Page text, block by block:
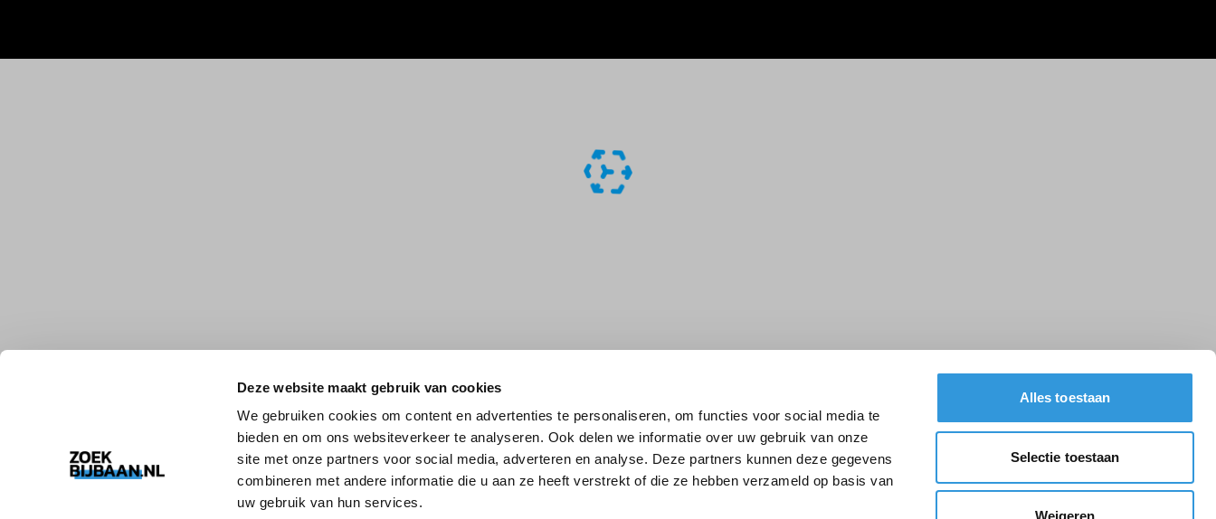
Deze website maakt gebruik van cookies
We gebruiken cookies om content en advertenties te personaliseren, om functies voor social media te
bieden en om ons websiteverkeer te analyseren. Ook delen we informatie over uw gebruik van onze
site met onze partners voor social media, adverteren en analyse. Deze partners kunnen deze gegevens
combineren met andere informatie die u aan ze heeft verstrekt of die ze hebben verzameld op basis van
uw gebruik van hun services.
Alles toestaan
Selectie toestaan
Weigeren